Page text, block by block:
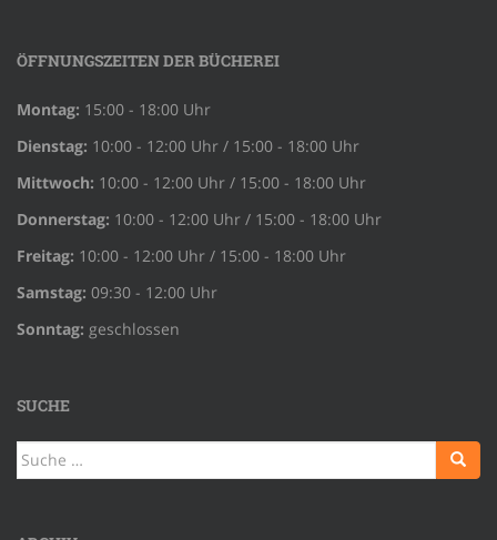
ÖFFNUNGSZEITEN DER BÜCHEREI
Montag: 15:00 - 18:00 Uhr
Dienstag: 10:00 - 12:00 Uhr / 15:00 - 18:00 Uhr
Mittwoch: 10:00 - 12:00 Uhr / 15:00 - 18:00 Uhr
Donnerstag: 10:00 - 12:00 Uhr / 15:00 - 18:00 Uhr
Freitag: 10:00 - 12:00 Uhr / 15:00 - 18:00 Uhr
Samstag: 09:30 - 12:00 Uhr
Sonntag: geschlossen
SUCHE
Suche
nach: